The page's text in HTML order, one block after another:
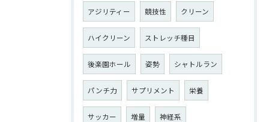
アジリティー 競技性 クリーン
ハイクリーン ストレッチ種目
後楽園ホール 姿勢 シャトルラン
パンチ力 サプリメント 栄養
サッカー 増量 神経系